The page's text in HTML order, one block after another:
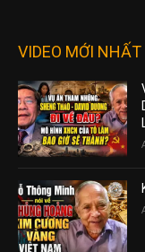
VIDEO MỚI NHẤT